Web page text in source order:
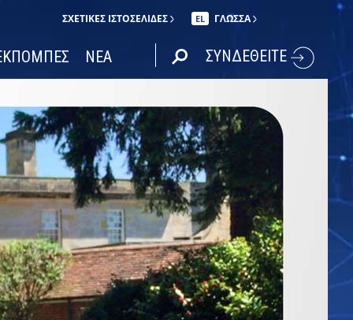
ΣΧΕΤΙΚΈΣ ΙΣΤΟΣΕΛΊΔΕΣ EL ΓΛΩΣΣΑ
ΝΕΑ ΣΥΝΔΕΘΕΙΤΕ